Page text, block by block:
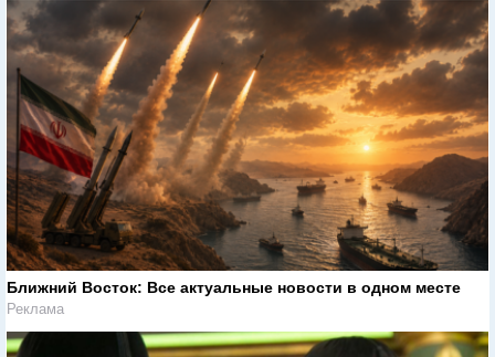
Ближний Восток: Все актуальные новости в одном месте
Реклама